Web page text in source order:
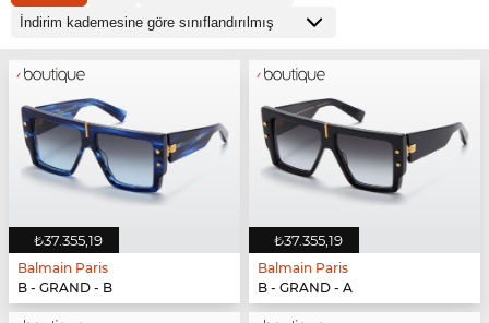
₺37.355,19
Balmain Paris
B - GRAND - B
₺37.355,19
Balmain Paris
B - GRAND - A